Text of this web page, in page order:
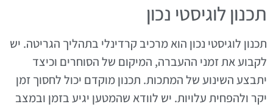
תכנון לוגיסטי נכון
תכנון לוגיסטי נכון הוא מרכיב קרדינלי בתהליך הגריטה. יש
לקבוע את זמני ההעברה, המיקום של הסוחרים וכיצד
יתבצע השינוע של המתכות. תכנון מוקדם יכול לחסוך זמן
יקר ולהפחית עלויות. יש לוודא שהמטען יגיע בזמן ובמצב